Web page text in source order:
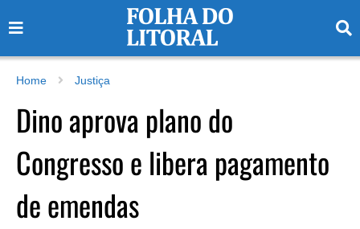
Home Justiça
Dino aprova plano do
Congresso e libera pagamento
de emendas